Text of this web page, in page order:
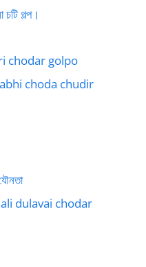
গল্প।
chodar golpo
choda chudir
shali dulavai chodar